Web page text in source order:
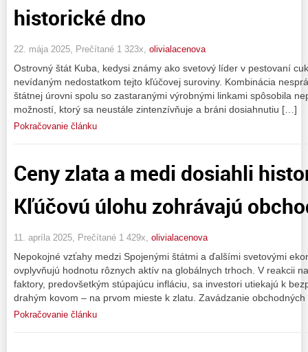
historické dno
22. mája 2025, Prečítané 1 323x, olivialacenova
Ostrovný štát Kuba, kedysi známy ako svetový líder v pestovaní
nevídaným nedostatkom tejto kľúčovej suroviny. Kombinácia
štátnej úrovni spolu so zastaranými výrobnými linkami spôsobila
možností, ktorý sa neustále zintenzívňuje a bráni dosiahnutiu […]
Pokračovanie článku
Ceny zlata a medi dosiahli
Kľúčovú úlohu zohrávajú
11. apríla 2025, Prečítané 1 429x, olivialacenova
Nepokojné vzťahy medzi Spojenými štátmi a ďalšími svetovými
ovplyvňujú hodnotu rôznych aktív na globálnych trhoch. V reakcii
faktory, predovšetkým stúpajúcu infláciu, sa investori utiekajú k
drahým kovom – na prvom mieste k zlatu. Zavádzanie
Pokračovanie článku